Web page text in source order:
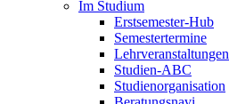
Im Studium
Erstsemester-Hub
Semestertermine
Lehrveranstaltungen
Studien-ABC
Studienorganisation